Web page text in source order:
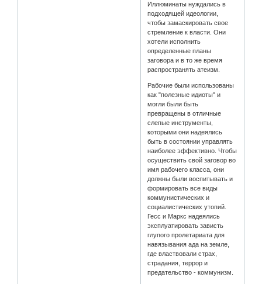
Иллюминаты нуждались в
подходящей идеологии,
чтобы замаскировать свое
стремление к власти. Они
хотели исполнить
определенные планы
заговора и в то же время
распространять атеизм.
Рабочие были использованы
как "полезные идиоты" и
могли были быть
превращены в отличные
слепые инструменты,
которыми они надеялись
быть в состоянии управлять
наиболее эффективно. Чтобы
осуществить свой заговор во
имя рабочего класса, они
должны были воспитывать и
формировать все виды
коммунистических и
социалистических утопий.
Гесс и Маркс надеялись
эксплуатировать зависть
глупого пролетариата для
навязывания ада на земле,
где властвовали страх,
страдания, террор и
предательство - коммунизм.